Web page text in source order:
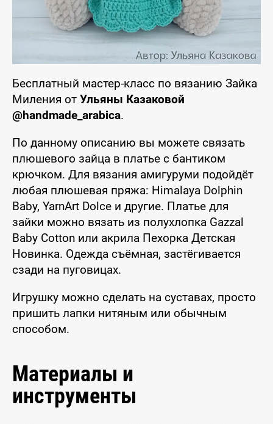
Бесплатный мастер-класс по вязанию Зайка
Миления от Ульяны Казаковой
@handmade_arabica.
По данному описанию вы можете связать
плюшевого зайца в платье с бантиком
крючком. Для вязания амигуруми подойдёт
любая плюшевая пряжа: Himalaya Dolphin
Baby, YarnArt Dolce и другие. Платье для
зайки можно вязать из полухлопка Gazzal
Baby Cotton или акрила Пехорка Детская
Новинка. Одежда съёмная, застёгивается
сзади на пуговицах.
Игрушку можно сделать на суставах, просто
пришить лапки нитяным или обычным
способом.
Материалы и
инструменты